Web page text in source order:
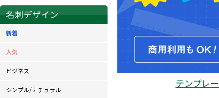
テンプレ
名刺デザイン
新着
人気
ビジネス
シンプル/ナチュラル